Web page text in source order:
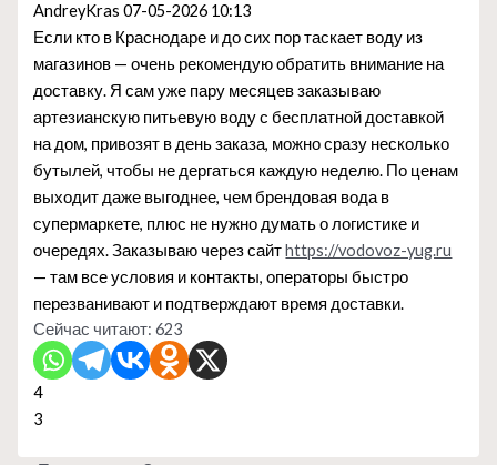
AndreyKras 07-05-2026 10:13
Если кто в Краснодаре и до сих пор таскает воду из
магазинов — очень рекомендую обратить внимание на
доставку. Я сам уже пару месяцев заказываю
артезианскую питьевую воду с бесплатной доставкой
на дом, привозят в день заказа, можно сразу несколько
бутылей, чтобы не дергаться каждую неделю. По ценам
выходит даже выгоднее, чем брендовая вода в
супермаркете, плюс не нужно думать о логистике и
очередях. Заказываю через сайтhttps://vodovoz-yug.ru
— там все условия и контакты, операторы быстро
перезванивают и подтверждают время доставки.
Сейчас читают: 623
4
3